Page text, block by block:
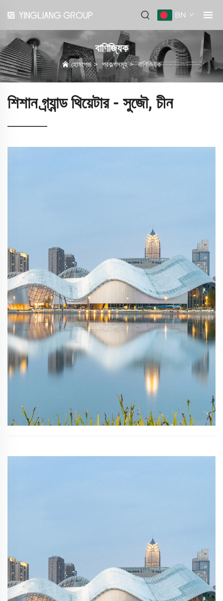
BN
বাণিজ্যিক
হোমপেজ> প্রকল্পসমূহ>বাণিজ্যিক
শিশান গ্র্যান্ড থিয়েটার - সুজৌ, চীন